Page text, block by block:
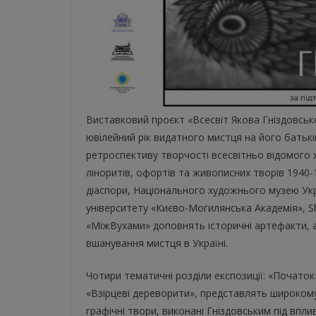
Виставковий проєкт «Всесвіт Якова
ювілейний рік видатного мистця на його
ретроспективу творчості всесвітньо
ліноритів, офортів та живописних творів
діаспори, Національного художнього музею
університету «Києво-Могилянська Академія»,
«МіжВухами» доповнять історичні артефакти,
вшанування мистця в Україні.
Чотири тематичні розділи експозиції:
«Взірцеві дереворити», представлять
графічні твори, виконані Гніздовським під